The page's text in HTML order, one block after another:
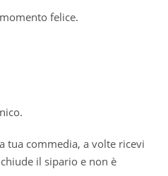
felice.
tua commedia, a volte ricevi
il sipario e non è